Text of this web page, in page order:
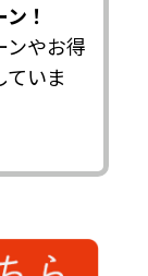
！
ンやお得
いま